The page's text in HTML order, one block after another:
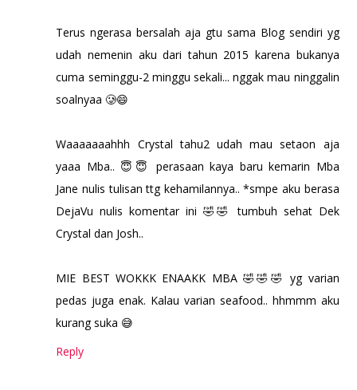
Terus ngerasa bersalah aja gtu sama Blog sendiri yg
udah nemenin aku dari tahun 2015 karena bukanya
cuma seminggu-2 minggu sekali... nggak mau ninggalin
soalnyaa 🥲😄
Waaaaaaahhh Crystal tahu2 udah mau setaon aja
yaaa Mba.. 😇😇 perasaan kaya baru kemarin Mba
Jane nulis tulisan ttg kehamilannya.. *smpe aku berasa
DejaVu nulis komentar ini 🤣🤣 tumbuh sehat Dek
Crystal dan Josh..
MIE BEST WOKKK ENAAKK MBA 🤣🤣🤣 yg varian
pedas juga enak. Kalau varian seafood.. hhmmm aku
kurang suka 😅
Reply